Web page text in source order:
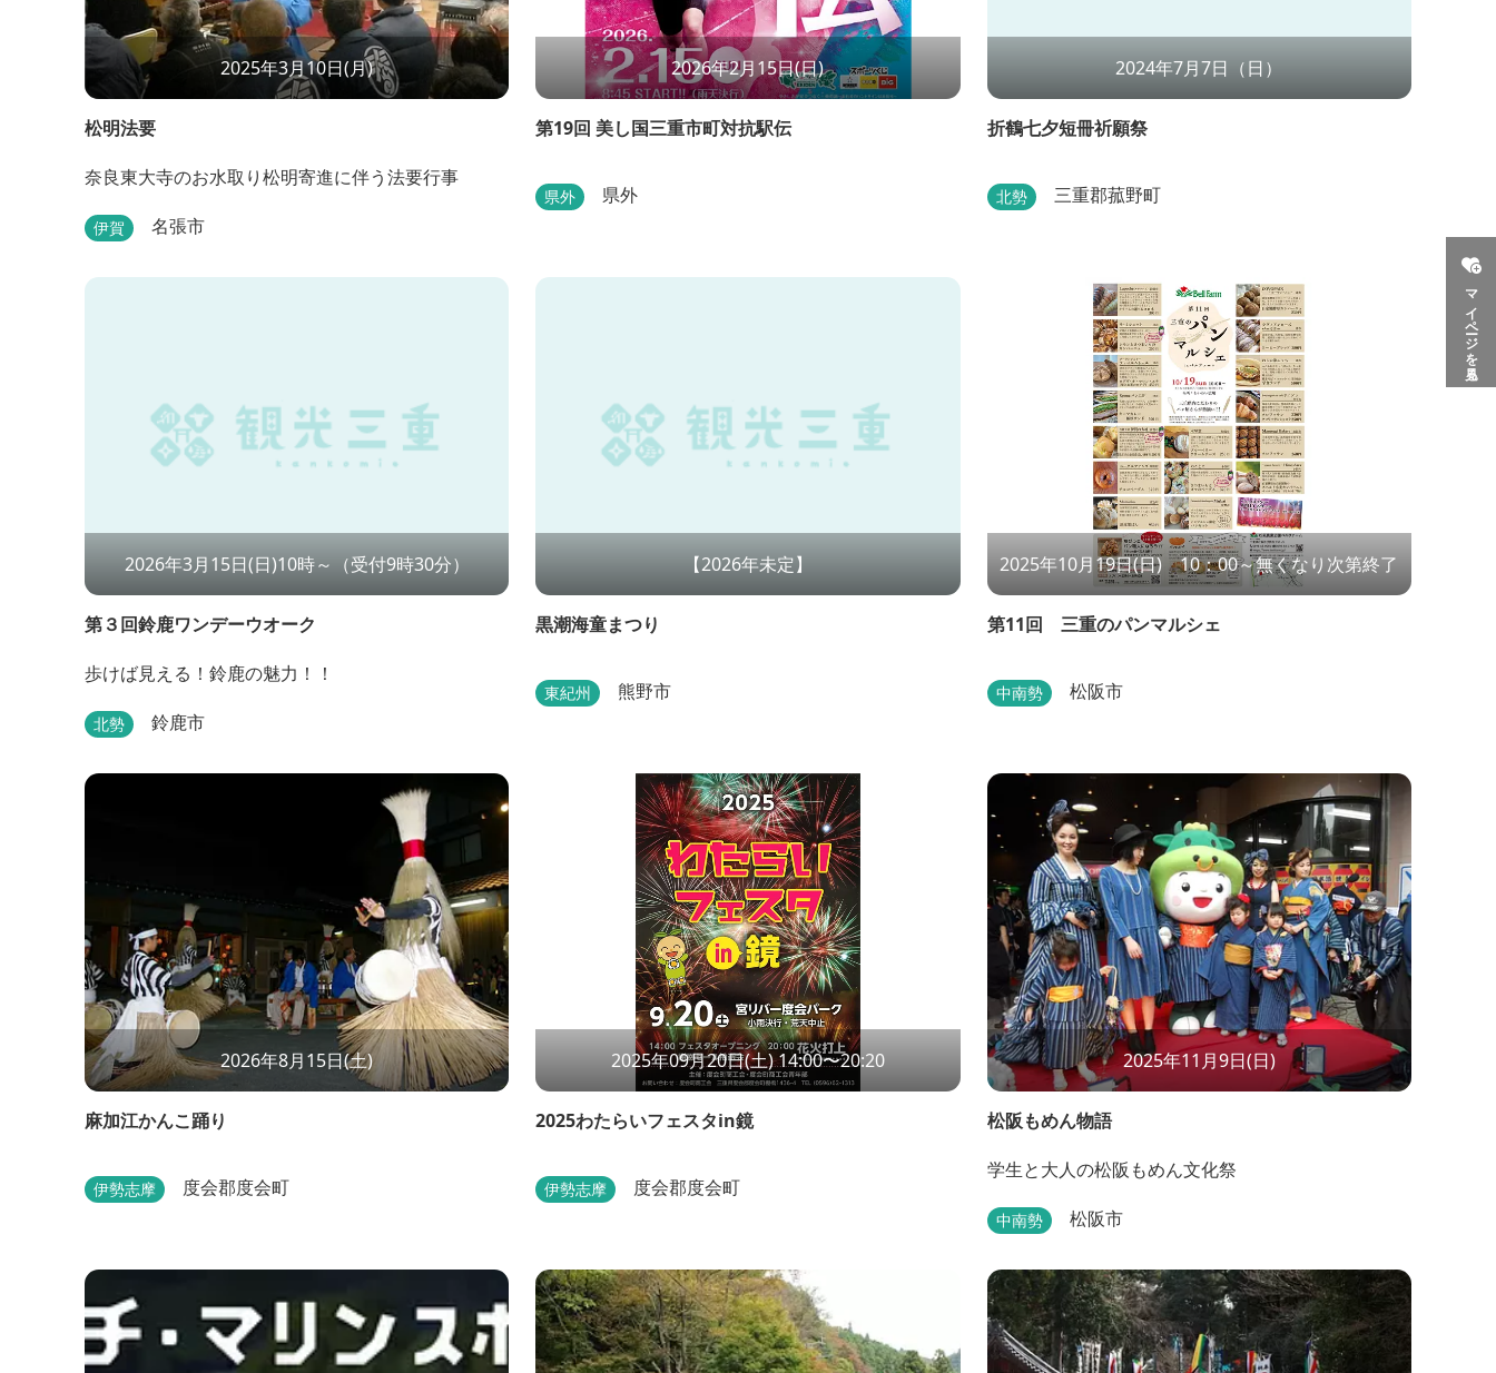
マイページを見る
2025年3月10日(月)
松明法要
奈良東大寺のお水取り松明寄進に伴う法要行事
伊賀 名張市
2026年2月15日(日)
第19回 美し国三重市町対抗駅伝
県外 県外
2024年7月7日（日）
折鶴七夕短冊祈願祭
北勢 三重郡菰野町
2026年3月15日(日)10時～（受付9時30分）
第３回鈴鹿ワンデーウオーク
歩けば見える！鈴鹿の魅力！！
北勢 鈴鹿市
【2026年未定】
黒潮海童まつり
東紀州 熊野市
2025年10月19日(日) 10：00～無くなり次第終了
第11回 三重のパンマルシェ
中南勢 松阪市
2026年8月15日(土)
麻加江かんこ踊り
伊勢志摩 度会郡度会町
2025年09月20日(土) 14:00〜20:20
2025わたらいフェスタin鏡
伊勢志摩 度会郡度会町
2025年11月9日(日)
松阪もめん物語
学生と大人の松阪もめん文化祭
中南勢 松阪市